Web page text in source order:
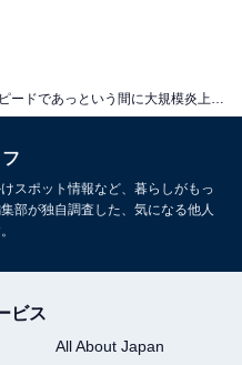
さん。一方的に指示や命
きなど、日常的に子ども
導いてあげたいですね。
ん
、Webサービスなど、
スポット情報など、暮らしがもっ
部が独自調査した、気になる他人
ビス
All About Japan